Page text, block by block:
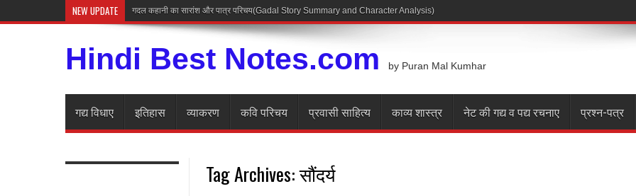
NEW UPDATE गदल कहानी का सारांश और पात्र परिचय(Gadal Story Summary and Character Analysis)
Hindi Best Notes.com by Puran Mal Kumhar
गद्य विधाए इतिहास व्याकरण कवि परिचय प्रवासी साहित्य काव्य शास्त्र नेट की गद्य व पद्य रचनाए प्रश्न-पत्र
Tag Archives:सौंदर्य